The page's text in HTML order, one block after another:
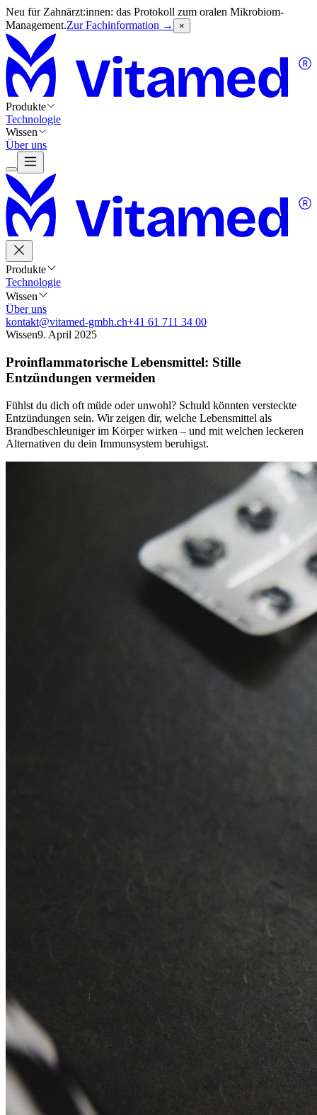
Neu für Zahnärzt:innen: das Protokoll zum oralen Mikrobiom-
Management.Zur Fachinformation → ×
Produkte
Technologie
Wissen
Über uns
Produkte
Technologie
Wissen
Über uns
kontakt@vitamed-gmbh.ch+41 61 711 34 00
Wissen9. April 2025
Proinflammatorische Lebensmittel: Stille
Entzündungen vermeiden
Fühlst du dich oft müde oder unwohl? Schuld könnten versteckte
Entzündungen sein. Wir zeigen dir, welche Lebensmittel als
Brandbeschleuniger im Körper wirken – und mit welchen leckeren
Alternativen du dein Immunsystem beruhigst.